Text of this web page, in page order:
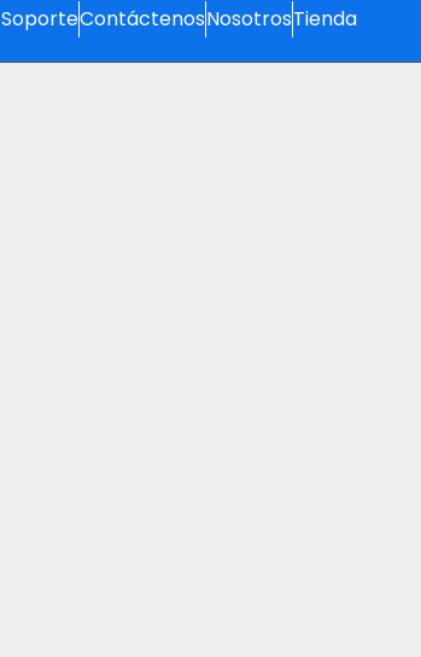
SoporteContáctenosNosotrosTienda